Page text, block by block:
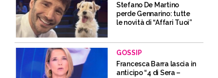
Stefano De Martino
perde Gennarino: tutte
le novità di “Affari Tuoi”
GOSSIP
Francesca Barra lascia in
anticipo “4 di Sera –